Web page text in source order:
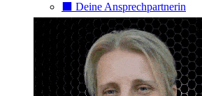
⬛️ Deine Ansprechpartnerin